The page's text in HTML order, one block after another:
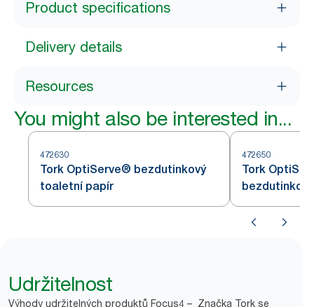
Product specifications
Delivery details
Resources
You might also be interested in...
472630
Tork OptiServe® bezdutinkový
toaletní papír
472650
Tork
Udržitelnost
Výhody udržitelných produktů Focus4 – Značka Tork se